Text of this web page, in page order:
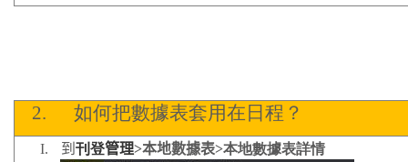
2. 如何把數據表套用在日程？
I. 到刊登管理>本地數據表>本地數據表詳情